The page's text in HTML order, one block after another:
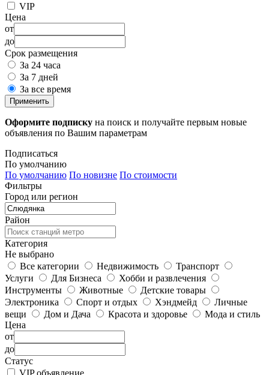
VIP
Цена
от
до
Срок размещения
За 24 часа
За 7 дней
За все время
Применить
Оформите подписку на поиск и получайте первым новые
объявления по Вашим параметрам
Подписаться
По умолчанию
По умолчанию По новизне По стоимости
Фильтры
Город или регион
Район
Категория
Не выбрано
Все категории
Недвижимость
Транспорт
Услуги
Для Бизнеса
Хобби и развлечения
Инструменты
Животные
Детские товары
Электроника
Спорт и отдых Хэндмейд
Личные
вещи
Дом и Дача Красота и здоровье
Мода и стиль
Цена
от
до
Статус
VIP объявление